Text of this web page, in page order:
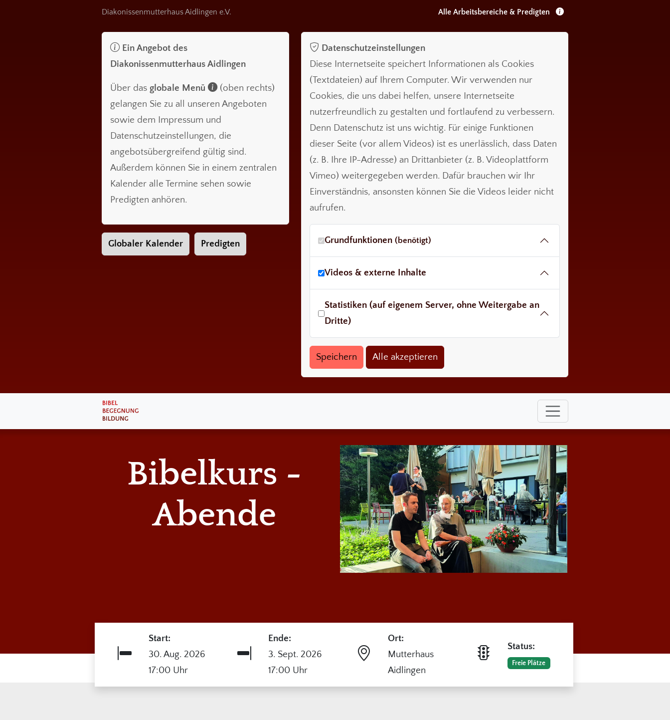
Diakonissenmutterhaus Aidlingen e.V. Alle Arbeitsbereiche & Predigten
Ein Angebot des
Diakonissenmutterhaus Aidlingen
Über das globale Menü
(oben rechts)
gelangen Sie zu all unseren Angeboten
sowie dem Impressum und
Datenschutzeinstellungen, die
angebotsübergreifend gültig sind.
Außerdem können Sie in einem zentralen
Kalender alle Termine sehen sowie
Predigten anhören.
Globaler Kalender Predigten
Datenschutzeinstellungen
Diese Internetseite speichert Informationen als Cookies
(Textdateien) auf Ihrem Computer. Wir verwenden nur
Cookies, die uns dabei helfen, unsere Internetseite
nutzerfreundlich zu gestalten und fortlaufend zu verbessern.
Denn Datenschutz ist uns wichtig. Für einige Funktionen
dieser Seite (vor allem Videos) ist es unerlässlich, dass Daten
(z. B. Ihre IP-Adresse) an Drittanbieter (z. B. Videoplattform
Vimeo) weitergegeben werden. Dafür brauchen wir Ihr
Einverständnis, ansonsten können Sie die Videos leider nicht
aufrufen.
Grundfunktionen (benötigt)
Videos & externe Inhalte
Statistiken (auf eigenem Server, ohne Weitergabe an
Dritte)
Bibelkurs -
Abende
Start:
30. Aug. 2026
17:00 Uhr
Ende:
3. Sept. 2026
17:00 Uhr
Ort:
Mutterhaus
Aidlingen
Status:
Freie Plätze